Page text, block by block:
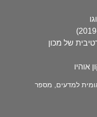
של מכון
אוהיו
למדעים, מספר